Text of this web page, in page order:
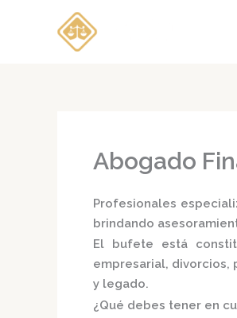
Abogado
Profesionales
brindando
El bufete está
empresarial, divorcios,
y legado.
¿Qué debes tener en